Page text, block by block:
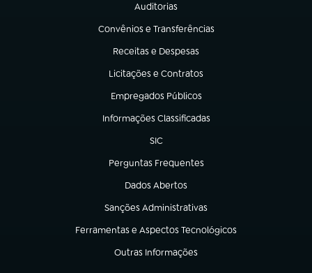
Auditorias
(abre em nova aba)
Convênios e Transferências
(abre em nova aba)
Receitas e Despesas
(abre em nova aba)
Licitações e Contratos
(abre em nova aba)
Empregados Públicos
(abre em nova aba)
Informações Classificadas
(abre em nova aba)
SIC
(abre em nova aba)
Perguntas Frequentes
(abre em nova aba)
Dados Abertos
(abre em nova aba)
Sanções Administrativas
(abre em nova aba)
Ferramentas e Aspectos Tecnológicos
(abre em nova aba)
Outras Informações
(abre em nova aba)